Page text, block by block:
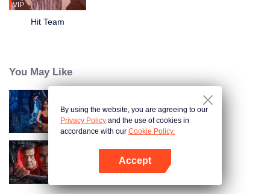
VIP
Hit Team
You May Like
The Black Building
I'm undercover
By using the website, you are agreeing to our
Privacy Policy and the use of cookies in
accordance with our Cookie Policy.
Accept